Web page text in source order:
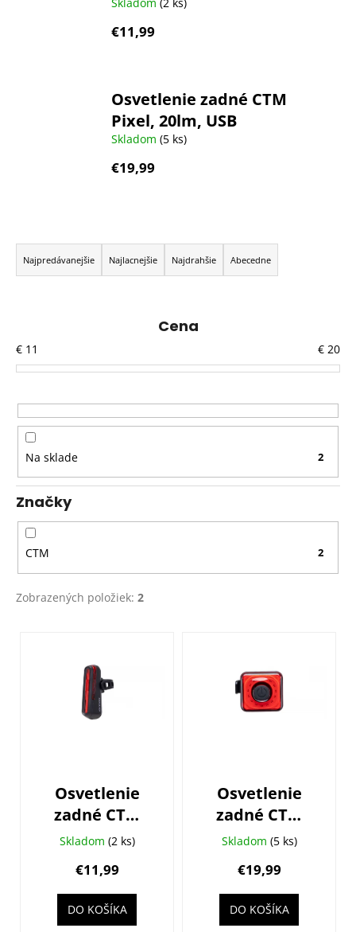
Skladom (2 ks)
€11,99
Osvetlenie zadné CTM
Pixel, 20lm, USB
Skladom (5 ks)
€19,99
R
a
d
i
e
r
o
d
u
k
t
o
v
Najpredávanejšie Najlacnejšie Najdrahšie Abecedne
Cena
€ 11 € 20
Na sklade 2
Značky
CTM 2
Zobrazených položiek: 2
Osvetlenie
zadné CTM
Straze, 20lm,
Skladom (2 ks)
€11,99
DO KOŠÍKA
Osvetlenie
zadné CTM
Pixel, 20lm,
Skladom (5 ks)
€19,99
DO KOŠÍKA